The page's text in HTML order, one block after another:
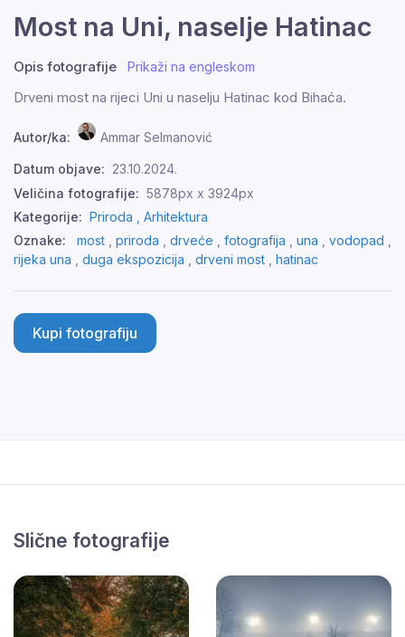
Most na Uni, naselje Hatinac
Opis fotografije Prikaži na engleskom
Drveni most na rijeci Uni u naselju Hatinac kod Bihaća.
Autor/ka: Ammar Selmanović
Datum objave: 23.10.2024.
Veličina fotografije: 5878px x 3924px
Kategorije: Priroda , Arhitektura
Oznake:
most priroda drveće fotografija una vodopad
rijeka una
duga ekspozicija drveni most hatinac
Kupi fotografiju
Slične fotografije